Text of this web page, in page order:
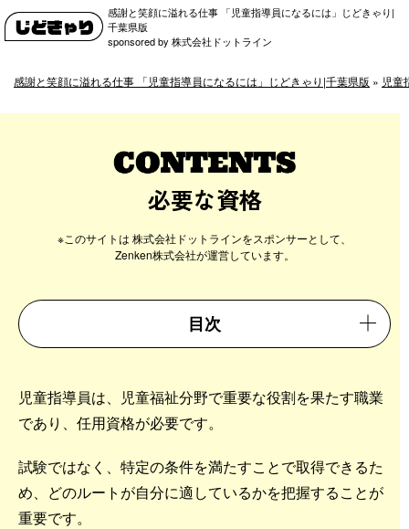
感謝と笑顔に溢れる仕事 「児童指導員になるには」じどきゃり|
千葉県版
sponsored by 株式会社ドットライン
感謝と笑顔に溢れる仕事 「児童指導員になるには」じどきゃり|千葉県版 » 児童
必要な資格
目次
児童指導員は、児童福祉分野で重要な役割を果たす職業
であり、任用資格が必要です。
試験ではなく、特定の条件を満たすことで取得できるた
め、どのルートが自分に適しているかを把握することが
重要です。